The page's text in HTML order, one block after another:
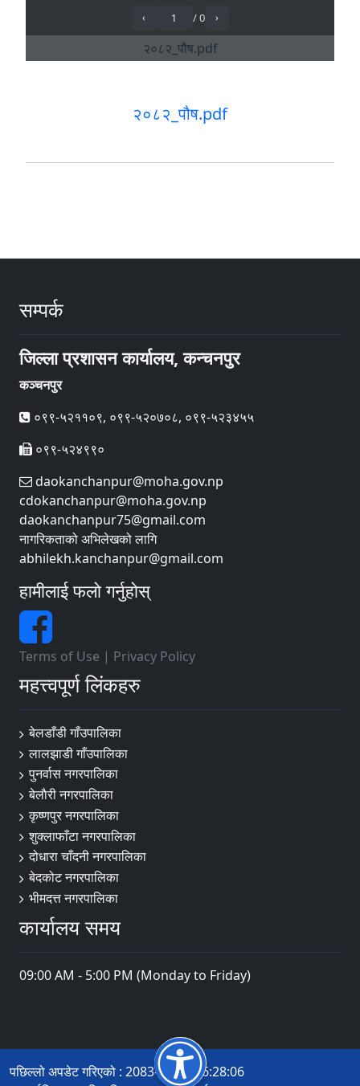
२०८२_पौष.pdf
सम्पर्क
जिल्ला प्रशासन कार्यालय, कन्चनपुर
कञ्चनपुर
०९९-५२११०९, ०९९-५२०७०८, ०९९-५२३४५५
०९९-५२४९९०
daokanchanpur@moha.gov.np
cdokanchanpur@moha.gov.np
daokanchanpur75@gmail.com
नागरिकताको अभिलेखको लागि
abhilekh.kanchanpur@gmail.com
हामीलाई फलो गर्नुहोस्
Terms of Use | Privacy Policy
महत्त्वपूर्ण लिंकहरु
बेलडाँडी गाँउपालिका
लालझाडी गाँउपालिका
पुनर्वास नगरपालिका
बेलाैरी नगरपालिका
कृष्णपुर नगरपालिका
शुक्लाफाँटा नगरपालिका
दोधारा चाँदनी नगरपालिका
बेदकोट नगरपालिका
भीमदत्त नगरपालिका
कार्यालय समय
09:00 AM - 5:00 PM (Monday to Friday)
पछिल्लो अपडेट गरिएको : 2083-04-21 16:28:06